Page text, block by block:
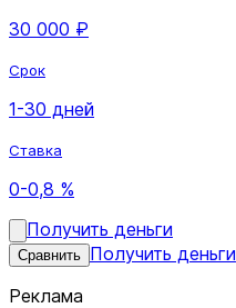
30 000 ₽
Срок
1-30 дней
Ставка
0-0,8 %
Получить деньги
Сравнить Получить деньги
Реклама